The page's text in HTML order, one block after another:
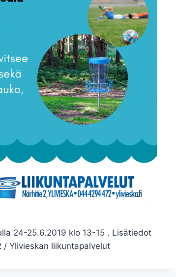
24-25.6.2019 klo 13-15 . Lisätiedot
Ylivieskan liikuntapalvelut